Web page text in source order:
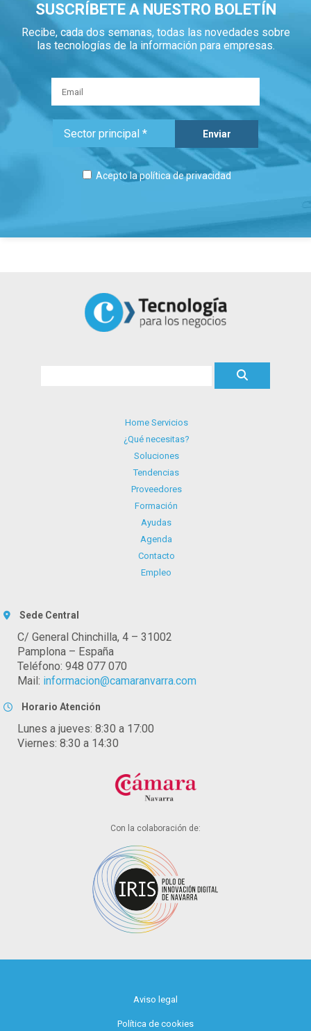
SUSCRÍBETE A NUESTRO BOLETÍN
Recibe, cada dos semanas, todas las novedades sobre
las tecnologías de la información para empresas.
Acepto lapolítica de privacidad
Home Servicios
¿Qué necesitas?
Soluciones
Tendencias
Proveedores
Formación
Ayudas
Agenda
Contacto
Empleo
Sede Central
C/ General Chinchilla, 4 – 31002
Pamplona – España
Teléfono: 948 077 070
Mail: informacion@camaranvarra.com
Horario Atención
Lunes a jueves: 8:30 a 17:00
Viernes: 8:30 a 14:30
Con la colaboración de:
Aviso legal
Política de cookies